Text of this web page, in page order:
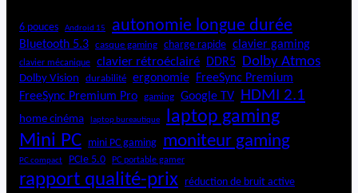
6 pouces Android 15 autonomie longue durée
Bluetooth 5.3 casque gaming charge rapide clavier gaming
clavier mécanique clavier rétroéclairé DDR5 Dolby Atmos
Dolby Vision durabilité ergonomie FreeSync Premium
FreeSync Premium Pro
gaming Google TV HDMI 2.1
home cinéma laptop bureautique laptop gaming
Mini PC mini PC gaming moniteur gaming
PC compact PCIe 5.0 PC portable gamer
rapport qualité-prix réduction de bruit active